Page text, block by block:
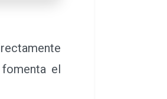
el